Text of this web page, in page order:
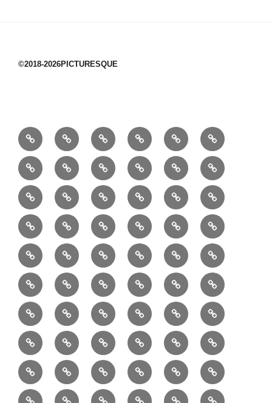
©2018-2026PICTURESQUE
1/10：
材
料
10/10：
ジ
ュ
エ
リ
ー
2/10：
製
作
3/10：
は
ぎ
れ
4/10：
Ｈ
Ｍ
Ｂ
教
室
5/10：
事
業
6/10：
読
書
7/10：
食・
健
康
8/10：
リ
フ
ォ
ー
ム
9/10：
コ
ー
デ
creema
で
販
売
中
の
ハ
ン
ド
メ
イ
ド
バ
ッ
グ
①
入
園
バ
ッ
グ
セ
ッ
ト
②
半
月
型
③
巾
着
袋
（縦
長）
④
巾
着
袋
（小）
⑤
巾
着
シ
ョ
ル
ダ
ー
⑥
小
動
物
用
小
物
⑦
リ
ュ
ッ
ク
⑧
メ
ッ
セ
ン
ジ
ャ
ー
⑨
ミ
シ
ン
カ
バ
ー
⑩
マ
チ
無
し
シ
ョ
ル
ダ
ー
（定
番
⑪
マ
ス
ク
⑫
ポ
ー
チ
⑬
ボ
デ
ィ
ー
バ
ッ
グ
⑭
ボ
ッ
ク
ス
型
⑮
ボ
ス
ト
ン
⑯
ヘ
ル
メ
ッ
ト
バ
ッ
グ
⑰
ピ
ン
タ
ッ
ク
バ
ッ
グ
⑱
ビ
ジ
ネ
ス
バ
ッ
グ
⑲
バ
ニ
テ
ィ
ー
⑳
ハ
ン
ド
バ
ッ
グ
お
取
引
の
流
れ
お
問
合
せ
及
び
ご
相
デ
ジ
タ
ル
コ
ン
テ
ン
デ
ジ
タ
ル
コ
ン
テ
ン
ブ
ロ
グ
プ
ラ
イ
バ
シ
ー
ラ
ン
デ
ィ
ン
グ
ル
ー
ル
レ
ン
タ
ル
ジ
ュ
レ
ン
タ
ル
ジ
ュ
㉑
イ
ン
テ
リ
ア
㉒
エ
コ
バ
㉓
楽
器
入
㉔
ナ
ッ
プ
㉕
ド
ー
ム
㉖
ド
イ
リ
㉗
オ
ー
ル
㉘
カ
ー
㉙
ク
ッ
㉚
ク
ラ
㉛
ト
ー
㉜
洋
服
事
業
者
事 伝 共 最 本 製